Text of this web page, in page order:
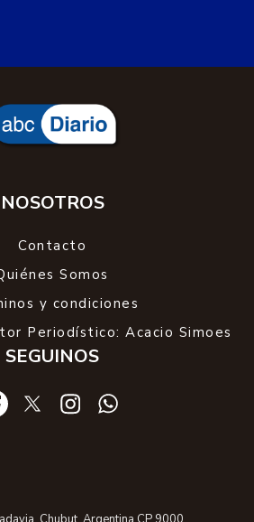
la División Drogas
una entrega en su
marihuana fraccionada,